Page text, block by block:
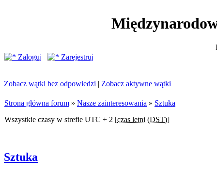
Zaloguj
Zarejestruj
Zobacz wątki bez odpowiedzi | Zobacz aktywne wątki
Strona główna forum » Nasze zainteresowania » Sztuka
Wszystkie czasy w strefie UTC + 2 [czas letni (DST)]
Sztuka